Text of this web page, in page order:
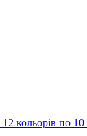
кольорів по